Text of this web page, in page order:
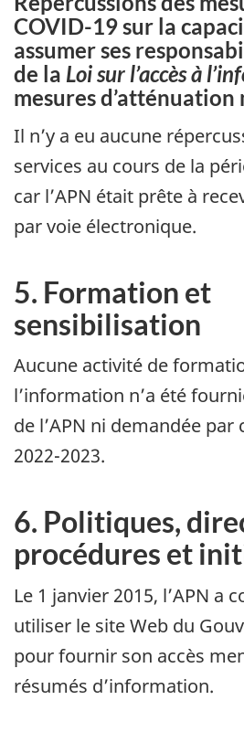
COVID-19 sur la
assumer ses
de la Loi sur l’accès à
mesures d’atténuation
Il n’y a eu aucune
services au cours de la
car l’APN était prête à
par voie électronique.
5. Formation et
sensibilisation
Aucune activité de
l’information n’a été
de l’APN ni demandée par
2022-2023.
6. Politiques,
procédures et
Le 1 janvier 2015, l’APN a
utiliser le site Web du
pour fournir son accès
résumés d’information.